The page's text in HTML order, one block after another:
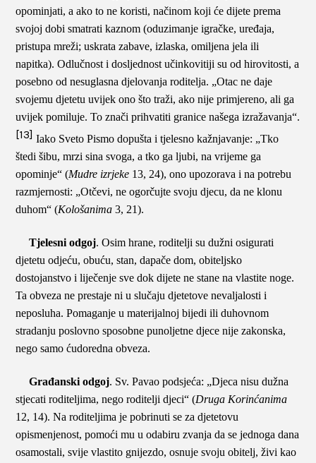
opominjati, a ako to ne koristi, načinom koji će dijete prema
svojoj dobi smatrati kaznom (oduzimanje igračke, uređaja,
pristupa mreži; uskrata zabave, izlaska, omiljena jela ili
napitka). Odlučnost i dosljednost učinkovitiji su od hirovitosti, a
posebno od nesuglasna djelovanja roditelja. „Otac ne daje
svojemu djetetu uvijek ono što traži, ako nije primjereno, ali ga
uvijek pomiluje. To znači prihvatiti granice našega izražavanja“.
[13] Iako Sveto Pismo dopušta i tjelesno kažnjavanje: „Tko
štedi šibu, mrzi sina svoga, a tko ga ljubi, na vrijeme ga
opominje“ (Mudre izrjeke 13, 24), ono upozorava i na potrebu
razmjernosti: „Otčevi, ne ogorčujte svoju djecu, da ne klonu
duhom“ (Kološanima 3, 21).
Tjelesni odgoj. Osim hrane, roditelji su dužni osigurati
djetetu odjeću, obuću, stan, dapače dom, obiteljsko
dostojanstvo i liječenje sve dok dijete ne stane na vlastite noge.
Ta obveza ne prestaje ni u slučaju djetetove nevaljalosti i
neposluha. Pomaganje u materijalnoj bijedi ili duhovnom
stradanju poslovno sposobne punoljetne djece nije zakonska,
nego samo ćudoredna obveza.
Građanski odgoj. Sv. Pavao podsjeća: „Djeca nisu dužna
stjecati roditeljima, nego roditelji djeci“ (Druga Korinćanima
12, 14). Na roditeljima je pobrinuti se za djetetovu
opismenjenost, pomoći mu u odabiru zvanja da se jednoga dana
osamostali, svije vlastito gnijezdo, osnuje svoju obitelj, živi kao